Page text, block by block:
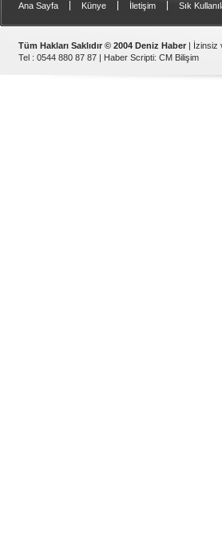
Ana Sayfa Künye İletişim Sık
Tüm Hakları Saklıdır © 2004 Deniz Haber | İzinsiz
Tel : 0544 880 87 87 | Haber Scripti: CM Bilişim